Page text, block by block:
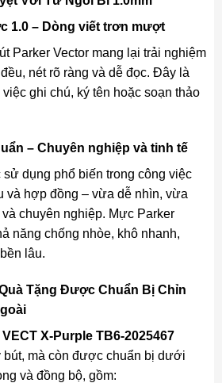
1.0 – Dòng viết trơn mượt
Parker Vector mang lại trải nghiệm
nét rõ ràng và dễ đọc. Đây là
ghi chú, ký tên hoặc soạn thảo
– Chuyên nghiệp và tinh tế
dụng phổ biến trong công việc
và hợp đồng – vừa dễ nhìn, vừa
chuyên nghiệp. Mực Parker
năng chống nhòe, khô nhanh,
lâu.
Tặng Được Chuẩn Bị Chỉn
X-Purple TB6-2025467
bút, mà còn được chuẩn bị dưới
và đồng bộ, gồm: